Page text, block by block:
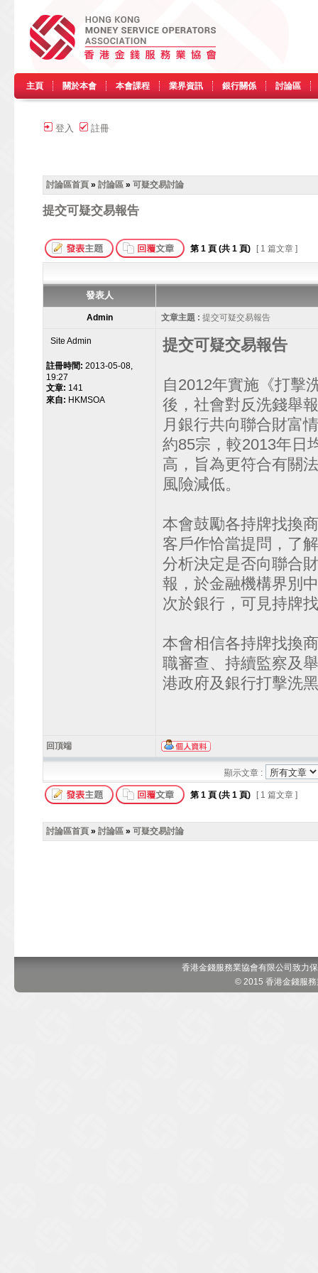
主頁 關於本會 本會課程 業界資訊 銀行關係 討論區
登入 註冊
討論區首頁 » 討論區 » 可疑交易討論
提交可疑交易報告
第 1 頁 (共 1 頁) [ 1 篇文章 ]
發表人
Admin 文章主題 : 提交可疑交易報告
Site Admin
註冊時間: 2013-05-08,
19:27
文章: 141
來自: HKMSOA
提交可疑交易報告
自2012年實施《打擊
後，社會對反洗錢舉
月銀行共向聯合財富
約85宗，較2013年日
高，旨為更符合有關
風險減低。
本會鼓勵各持牌找換
客戶作恰當提問，了
分析決定是否向聯合
報，於金融機構界別
次於銀行，可見持牌
本會相信各持牌找換
職審查、持續監察及
港政府及銀行打擊洗
回頂端
顯示文章 :
第 1 頁 (共 1 頁) [ 1 篇文章 ]
討論區首頁 » 討論區 » 可疑交易討論
香港金錢服務業協會有限公司致力
© 2015 香港金錢服